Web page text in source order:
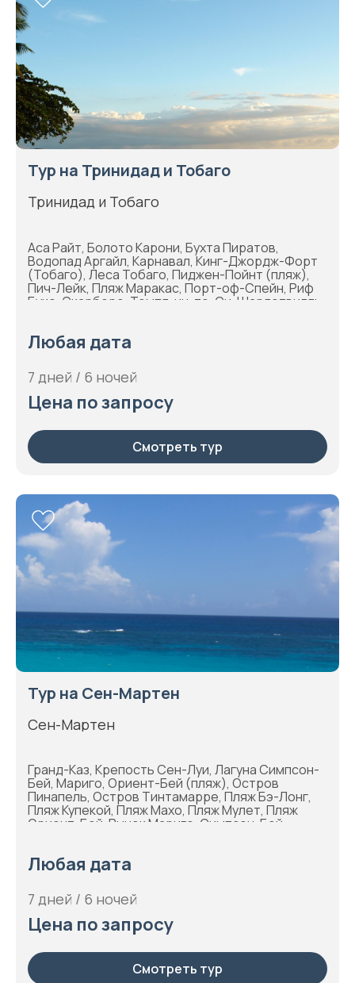
Тур на Тринидад и Тобаго
Тринидад и Тобаго
Аса Райт, Болото Карони, Бухта Пиратов,
Водопад Аргайл, Карнавал, Кинг-Джордж-Форт
(Тобаго), Леса Тобаго, Пиджен-Пойнт (пляж),
Пич-Лейк, Пляж Маракас, Порт-оф-Спейн, Риф
Буко, Скарборо, Темпл-ин-те-Си, Шарлотвилль
Любая дата
7 дней / 6 ночей
Цена по запросу
Смотреть тур
Тур на Сен-Мартен
Сен-Мартен
Гранд-Каз, Крепость Сен-Луи, Лагуна Симпсон-
Бей, Мариго, Ориент-Бей (пляж), Остров
Пинапель, Остров Тинтамарре, Пляж Бэ-Лонг,
Пляж Купекой, Пляж Махо, Пляж Мулет, Пляж
Ориент-Бей, Рынок Мариго, Симпсон-Бей,
Любая дата
7 дней / 6 ночей
Цена по запросу
Смотреть тур